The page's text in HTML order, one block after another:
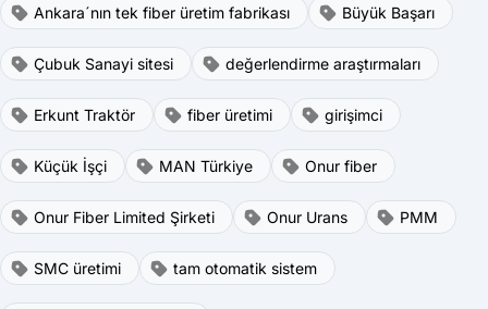
Ankaraˊnın tek fiber üretim fabrikası Büyük Başarı
Çubuk Sanayi sitesi değerlendirme araştırmaları
Erkunt Traktör fiber üretimi girişimci
Küçük İşçi MAN Türkiye Onur fiber
Onur Fiber Limited Şirketi Onur Urans PMM
SMC üretimi tam otomatik sistem